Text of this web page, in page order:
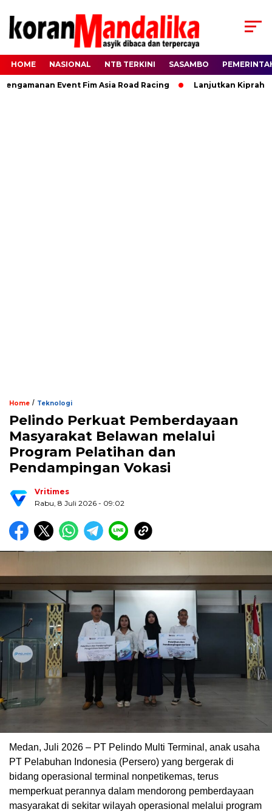
HOME NASIONAL NTB TERKINI SASAMBO
Event Fim Asia Road Racing Lanjutkan Kiprah
Home / Teknologi
Pelindo Perkuat Pemberdayaan
Masyarakat Belawan melalui
Program Pelatihan dan
Pendampingan Vokasi
Vritimes
Rabu, 8 Juli 2026 - 09:02
Medan, Juli 2026 – PT Pelindo Multi Terminal, anak usaha
PT Pelabuhan Indonesia (Persero) yang bergerak di
bidang operasional terminal nonpetikemas, terus
memperkuat perannya dalam mendorong pemberdayaan
masyarakat di sekitar wilayah operasional melalui program